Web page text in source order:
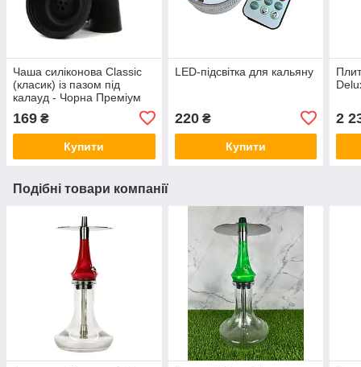
Чаша силіконова Classic
(класик) із пазом під
калауд - Чорна Преміум
169 ₴
Купити
LED-підсвітка для кальяну
220₴
Купити
2
Подібні товари компанії